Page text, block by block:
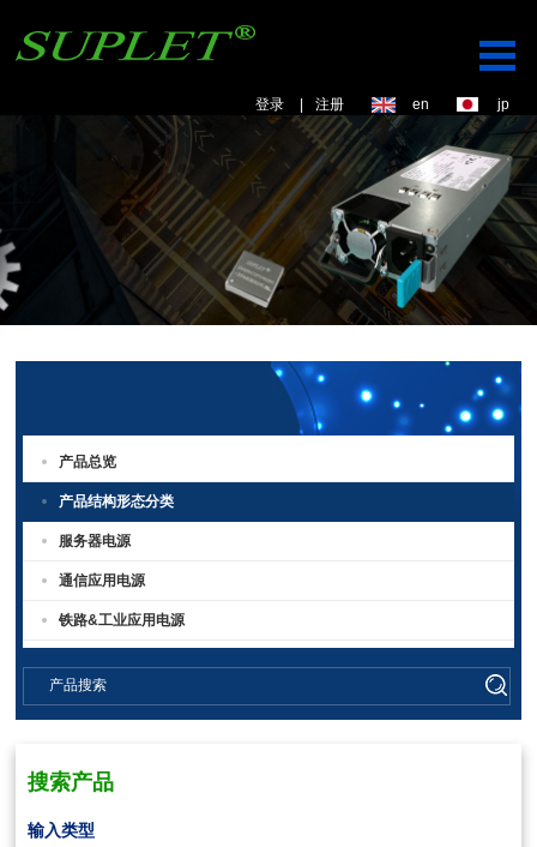
登录 | 注册 en jp
产品总览
产品结构形态分类
服务器电源
通信应用电源
铁路&工业应用电源
搜索产品
输入类型